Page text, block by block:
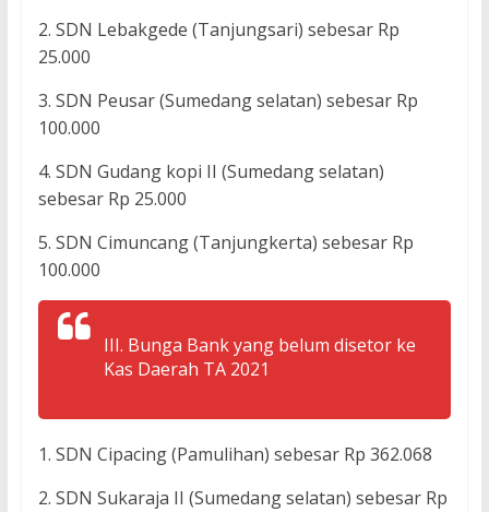
2. SDN Lebakgede (Tanjungsari) sebesar Rp
25.000
3. SDN Peusar (Sumedang selatan) sebesar Rp
100.000
4. SDN Gudang kopi II (Sumedang selatan)
sebesar Rp 25.000
5. SDN Cimuncang (Tanjungkerta) sebesar Rp
100.000
III. Bunga Bank yang belum disetor ke
Kas Daerah TA 2021
1. SDN Cipacing (Pamulihan) sebesar Rp 362.068
2. SDN Sukaraja II (Sumedang selatan) sebesar Rp